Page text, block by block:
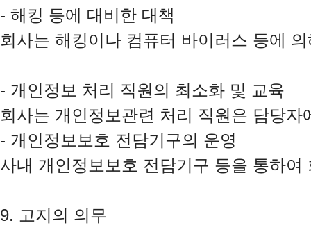
- 해킹 등에 대비한 대책
회사는 해킹이나 컴퓨터 바이러스 등에
- 개인정보 처리 직원의 최소화 및 교육
회사는 개인정보관련 처리 직원은 담당
- 개인정보보호 전담기구의 운영
사내 개인정보보호 전담기구 등을 통하
9. 고지의 의무